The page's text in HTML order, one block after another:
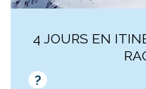
4 JOURS EN
?